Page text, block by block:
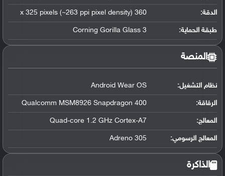
الدقة: 360 x 325 pixels (~263 ppi pixel density)
طبقة الحماية: Corning Gorilla Glass 3
المنصة
نظام التشغيل:
Android Wear OS
الرقاقة:
Qualcomm MSM8926 Snapdragon 400
المعالج:
Quad-core 1.2 GHz Cortex-A7
المعالج الرسومي:
Adreno 305
الذاكرة